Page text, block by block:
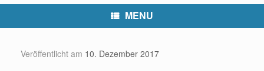
MENU
Veröffentlicht am 10. Dezember 2017